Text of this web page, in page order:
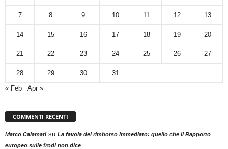
7 8 9 10 11 12 13
14 15 16 17 18 19 20
21 22 23 24 25 26 27
28 29 30
31
« Feb
Apr »
COMMENTI RECENTI
Marco Calamarisu La favola del rimborso immediato: quello che il Rapporto
europeo sulle frodi non dice